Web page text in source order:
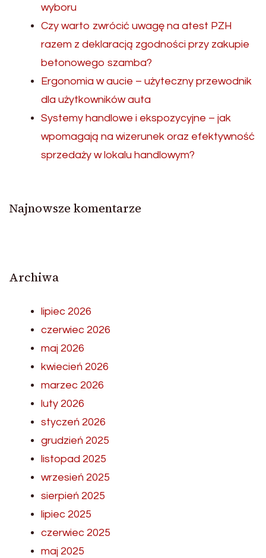
wyboru
Czy warto zwrócić uwagę na atest PZH
razem z deklaracją zgodności przy zakupie
betonowego szamba?
Ergonomia w aucie – użyteczny przewodnik
dla użytkowników auta
Systemy handlowe i ekspozycyjne – jak
wpomagają na wizerunek oraz efektywność
sprzedaży w lokalu handlowym?
Najnowsze komentarze
Archiwa
lipiec 2026
czerwiec 2026
maj 2026
kwiecień 2026
marzec 2026
luty 2026
styczeń 2026
grudzień 2025
listopad 2025
wrzesień 2025
sierpień 2025
lipiec 2025
czerwiec 2025
maj 2025